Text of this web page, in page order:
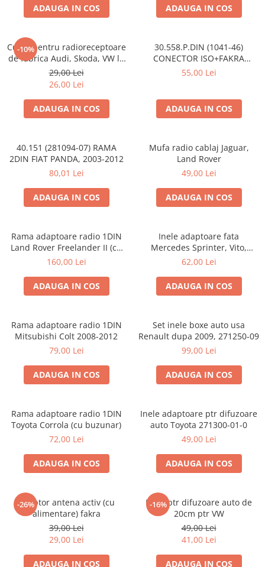
ADAUGA IN COS ADAUGA IN COS
-10%
Cupla pentru radioreceptoare
de fabrica Audi, Skoda, VW la
conector ISO
29,00 Lei
26,00 Lei
ADAUGA IN COS
30.558.P.DIN (1041-46)
CONECTOR ISO+FAKRA
CITROEN, 2003>
55,00 Lei
ADAUGA IN COS
40.151 (281094-07) RAMA
2DIN FIAT PANDA, 2003-2012
80,01 Lei
ADAUGA IN COS
Mufa radio cablaj Jaguar,
Land Rover
49,00 Lei
ADAUGA IN COS
Rama adaptoare radio 1DIN
Land Rover Freelander II (cu
buzunar)
160,00 Lei
ADAUGA IN COS
Inele adaptoare fata
Mercedes Sprinter, Vito,
Viano, 271190-18
62,00 Lei
ADAUGA IN COS
Rama adaptoare radio 1DIN
Mitsubishi Colt 2008-2012
79,00 Lei
ADAUGA IN COS
Set inele boxe auto usa
Renault dupa 2009, 271250-09
99,00 Lei
ADAUGA IN COS
Rama adaptoare radio 1DIN
Toyota Corrola (cu buzunar)
72,00 Lei
ADAUGA IN COS
Inele adaptoare ptr difuzoare
auto Toyota 271300-01-0
49,00 Lei
ADAUGA IN COS
-26%
Adaptor antena activ (cu
alimentare) fakra
39,00 Lei
29,00 Lei
ADAUGA IN COS
-16%
Inele ptr difuzoare auto de
20cm ptr VW
49,00 Lei
41,00 Lei
ADAUGA IN COS